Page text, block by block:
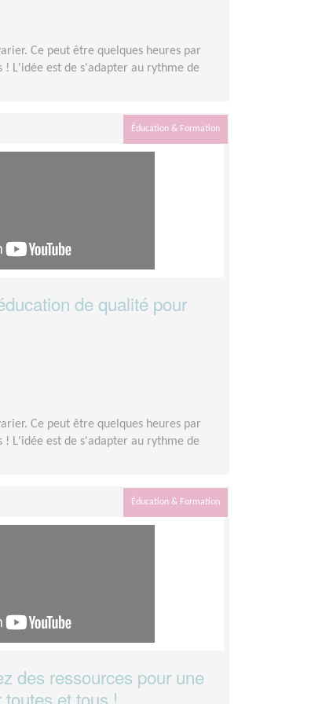
Ce peut être quelques heures par
! L'idée est de s'adapter au rythme de
Éducation & Formation
de qualité pour
Ce peut être quelques heures par
! L'idée est de s'adapter au rythme de
Éducation & Formation
des ressources pour une
et tous !